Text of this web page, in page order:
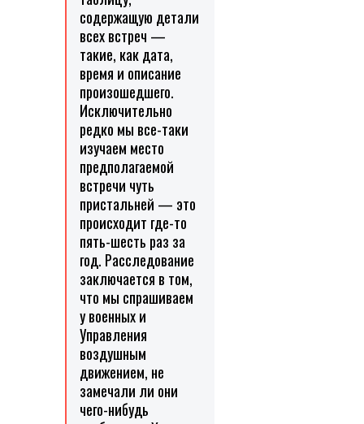
содержащую детали
всех встреч —
такие, как дата,
время и описание
произошедшего.
Исключительно
редко мы все-таки
изучаем место
предполагаемой
встречи чуть
пристальней — это
происходит где-то
пять-шесть раз за
год. Расследование
заключается в том,
что мы спрашиваем
у военных и
Управления
воздушным
движением, не
замечали ли они
чего-нибудь